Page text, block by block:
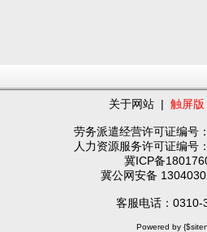
关于网站 | 触屏版
劳务派遣经营许可证编号
人力资源服务许可证编号
冀ICP备
冀公网安备
客服电话：0310-
Powered by